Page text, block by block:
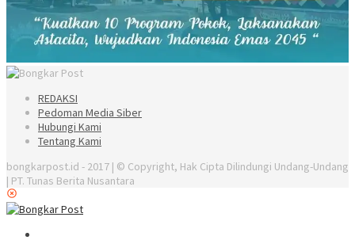
REDAKSI
Pedoman Media Siber
Hubungi Kami
Tentang Kami
bongkarpost.id - 2017 | © Copyright, Hak Cipta Dilindungi Undang-Undang
| PT. Tunas Berita Nusantara